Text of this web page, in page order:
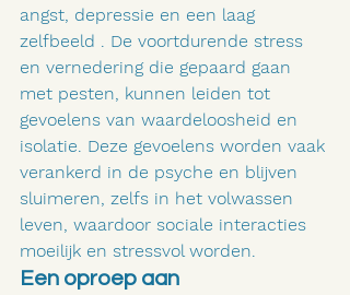
angst, depressie en een laag
zelfbeeld . De voortdurende stress
en vernedering die gepaard gaan
met pesten, kunnen leiden tot
gevoelens van waardeloosheid en
isolatie. Deze gevoelens worden vaak
verankerd in de psyche en blijven
sluimeren, zelfs in het volwassen
leven, waardoor sociale interacties
moeilijk en stressvol worden.
Een oproep aan